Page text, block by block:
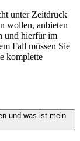
unter Zeitdruck
wollen, anbieten
und hierfür im
Fall müssen Sie
komplette
und was ist mein